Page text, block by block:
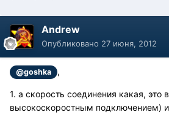
Andrew
Опубликовано 27 июня, 2012
@goshka ,
1. а скорость соединения какая, это
высокоскоростным подключением)